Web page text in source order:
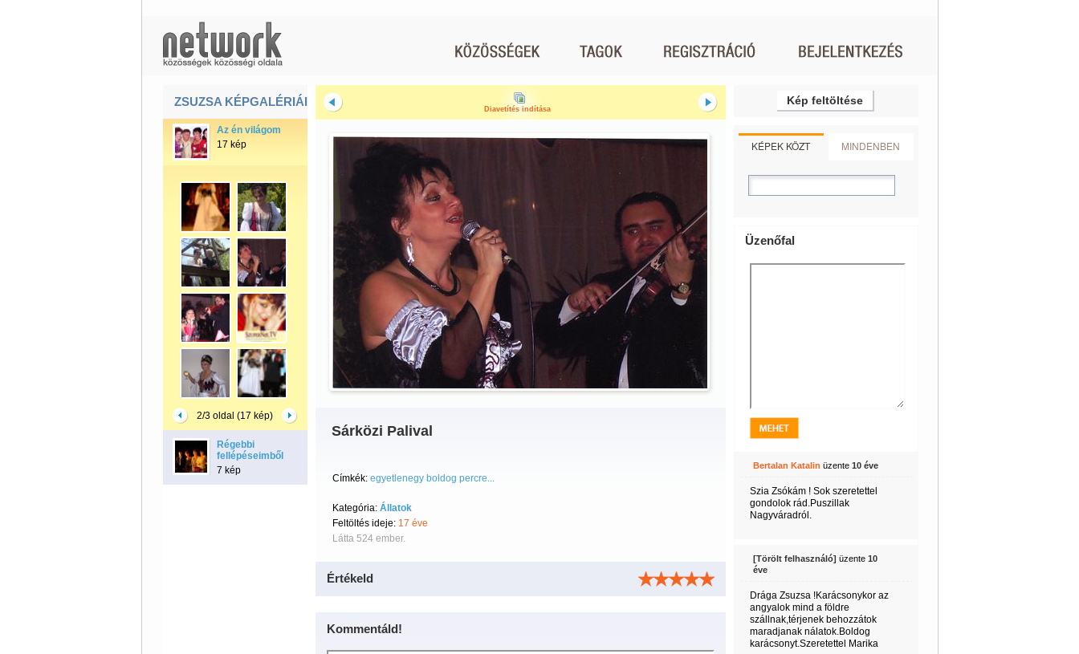
ZSUZSA KÉPGALÉRIÁI
Az én világom
17 kép
2/3 oldal (17 kép)
Régebbi
fellépéseimből
7 kép
Diavetítés indítása
Sárközi Palival
Címkék: egyetlenegy boldog percre...
Kategória: Állatok
Feltöltés ideje: 17 éve
Látta 524 ember.
Értékeld
Kommentáld!
Kép feltöltése
KÉPEK KÖZT MINDENBEN
Üzenőfal
Bertalan Katalin üzente 10 éve
Szia Zsókám ! Sok szeretettel
gondolok rád.Puszillak
Nagyváradról.
[Törölt felhasználó] üzente 10
éve
Drága Zsuzsa !Karácsonykor az
angyalok mind a földre
szállnak,térjenek behozzátok
maradjanak nálatok.Boldog
karácsonyt.Szeretettel Marika